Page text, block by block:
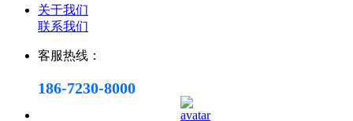
关于我们
联系我们
客服热线：
186-7230-8000